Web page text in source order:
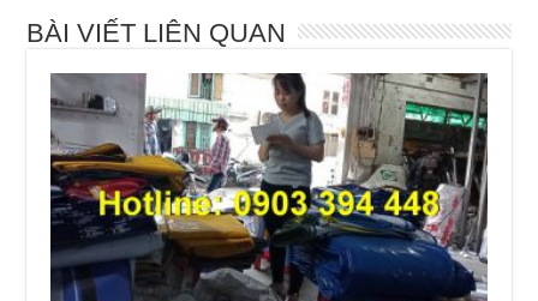
BÀI VIẾT LIÊN QUAN